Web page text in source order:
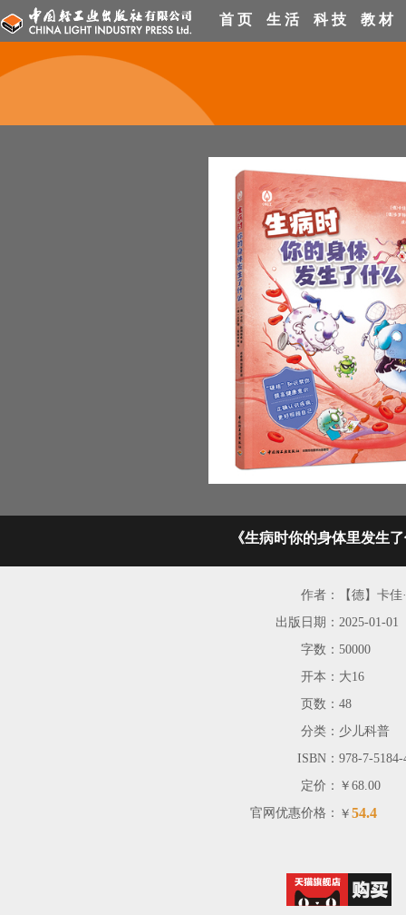
首 页 生 活 科 技 教 材
《生病时你的身体里发生
作者：
【德】卡
出版日期： 2025-01-01
字数： 50000
开本： 大16
页数： 48
分类： 少儿科普
ISBN： 978-7-5184-
定价： ￥68.00
官网优惠价格： ￥ 54.4